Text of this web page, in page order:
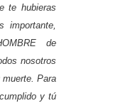
te hubieras
importante,
de
nosotros
Para
y tú